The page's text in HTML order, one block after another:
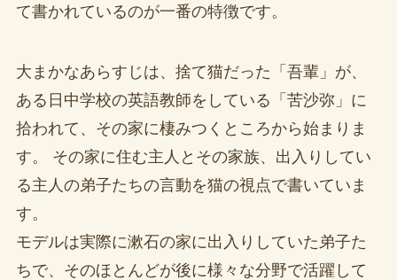
て書かれているのが一番の特徴です。
大まかなあらすじは、捨て猫だった「吾輩」が、
ある日中学校の英語教師をしている「苦沙弥」に
拾われて、その家に棲みつくところから始まりま
す。 その家に住む主人とその家族、出入りしてい
る主人の弟子たちの言動を猫の視点で書いていま
す。
モデルは実際に漱石の家に出入りしていた弟子た
ちで、そのほとんどが後に様々な分野で活躍して